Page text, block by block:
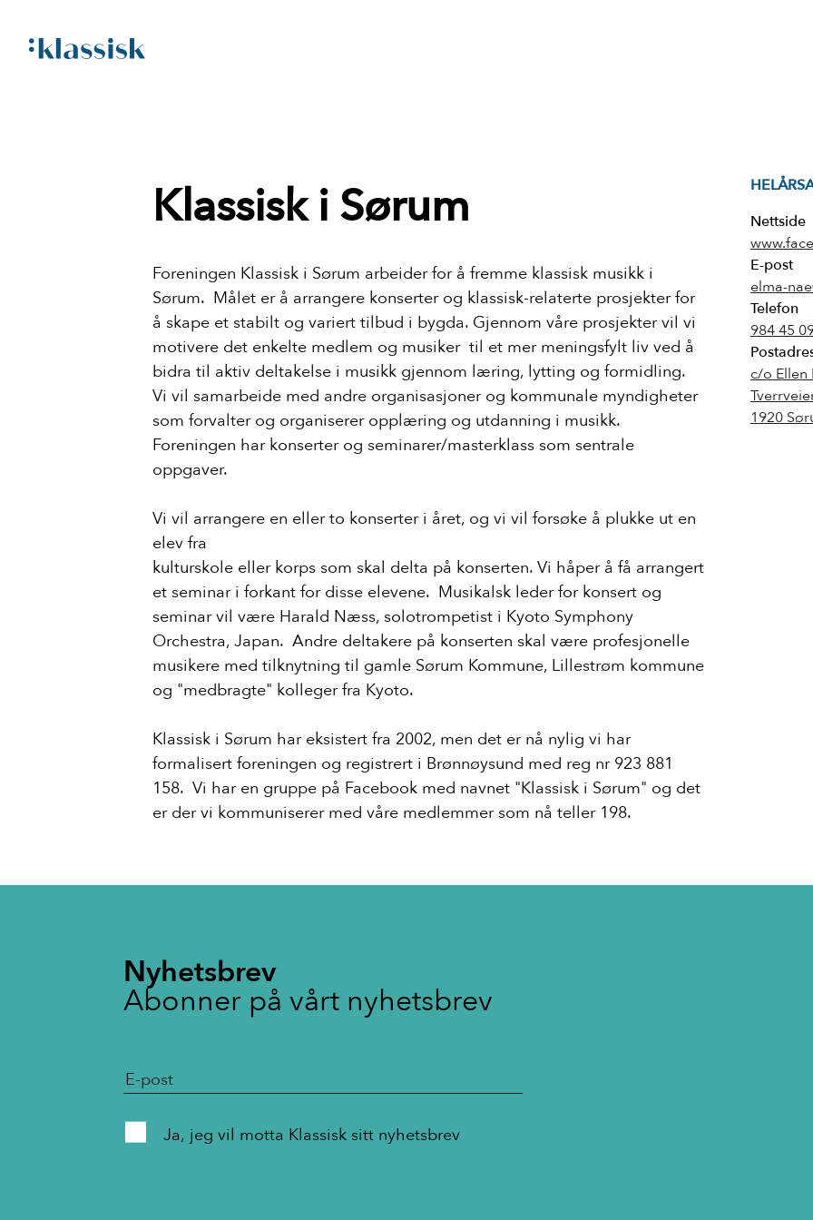
Arrangører
Prosjekter
Om klassisk
arena:klassisk
Klassisk i Sørum
Foreningen Klassisk i Sørum arbeider for å fremme klassisk musikk i
Sørum. Målet er å arrangere konserter og klassisk-relaterte prosjekter for
å skape et stabilt og variert tilbud i bygda. Gjennom våre prosjekter vil vi
motivere det enkelte medlem og musiker til et mer meningsfylt liv ved å
bidra til aktiv deltakelse i musikk gjennom læring, lytting og formidling.
Vi vil samarbeide med andre organisasjoner og kommunale myndigheter
som forvalter og organiserer opplæring og utdanning i musikk.
Foreningen har konserter og seminarer/masterklass som sentrale
oppgaver.
Vi vil arrangere en eller to konserter i året, og vi vil forsøke å plukke ut en
elev fra
kulturskole eller korps som skal delta på konserten. Vi håper å få arrangert
et seminar i forkant for disse elevene. Musikalsk leder for konsert og
seminar vil være Harald Næss, solotrompetist i Kyoto Symphony
Orchestra, Japan. Andre deltakere på konserten skal være profesjonelle
musikere med tilknytning til gamle Sørum Kommune, Lillestrøm kommune
og "medbragte" kolleger fra Kyoto.
Klassisk i Sørum har eksistert fra 2002, men det er nå nylig vi har
formalisert foreningen og registrert i Brønnøysund med reg nr 923 881
158. Vi har en gruppe på Facebook med navnet "Klassisk i Sørum" og det
er der vi kommuniserer med våre medlemmer som nå teller 198.
Nettside
E-post
elma-
Telefon
984 45
c/o
1920
Nyhetsbrev
Abonner på vårt nyhetsbrev
Ja, jeg vil motta Klassisk sitt nyhetsbrev